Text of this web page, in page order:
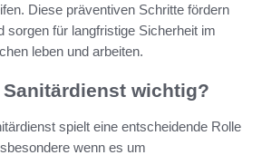
Diese präventiven Schritte fördern
sorgen für langfristige Sicherheit im
leben und arbeiten.
wichtig?
spielt eine entscheidende Rolle
wenn es um